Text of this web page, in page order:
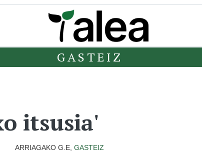
GASTEIZ
itsusia'
ARRIAGAKO G.E, GASTEIZ